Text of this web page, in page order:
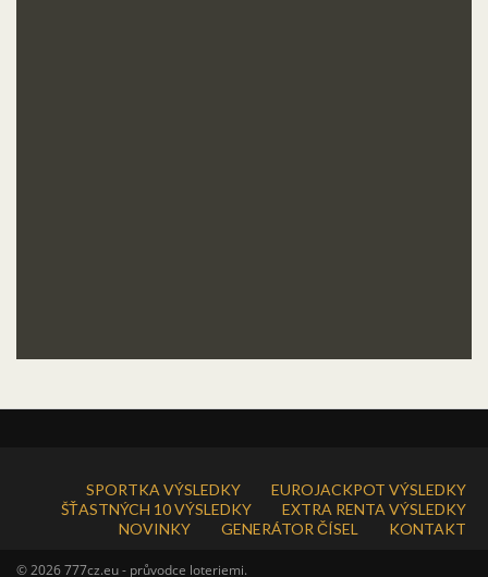
SPORTKA VÝSLEDKY
EUROJACKPOT VÝSLEDKY
ŠŤASTNÝCH 10 VÝSLEDKY
EXTRA RENTA VÝSLEDKY
NOVINKY
GENERÁTOR ČÍSEL KONTAKT
© 2026 777cz.eu - průvodce loteriemi.